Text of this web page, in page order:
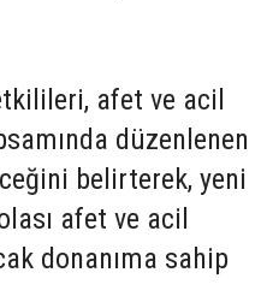
afet ve acil
düzenlenen
belirterek, yeni
afet ve acil
donanıma sahip